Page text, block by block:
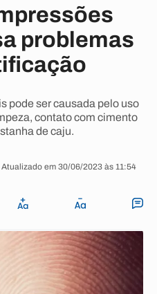
problemas
pode ser causada pelo uso
contato com cimento
de caju.
em 30/06/2023 às 11:54